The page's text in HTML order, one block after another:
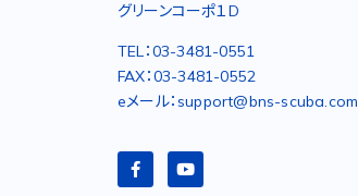
グリーンコーポ１D
TEL：03-3481-0551
FAX：03-3481-0552
eメール：support@bns-scuba.com